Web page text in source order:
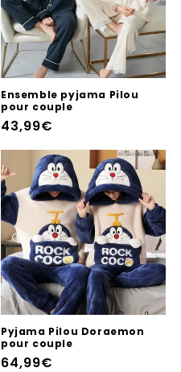
Ensemble pyjama Pilou
pour couple
Prix
habituel
43,99€
Pyjama Pilou Doraemon
pour couple
Prix
64,99€